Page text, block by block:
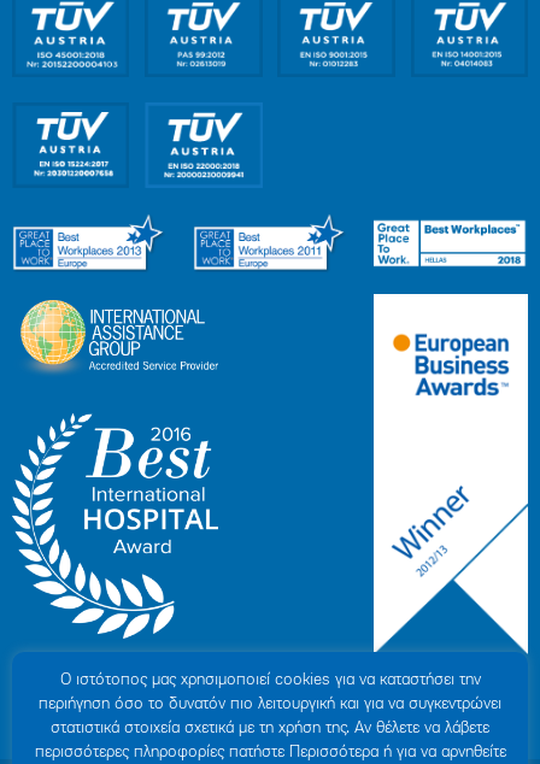
Ο ιστότοπoς μας χρησιμοποιεί cookies για να καταστήσει την
περιήγηση όσο το δυνατόν πιο λειτουργική και για να συγκεντρώνει
στατιστικά στοιχεία σχετικά με τη χρήση της. Αν θέλετε να λάβετε
περισσότερες πληροφορίες πατήστε Περισσότερα ή για να αρνηθείτε